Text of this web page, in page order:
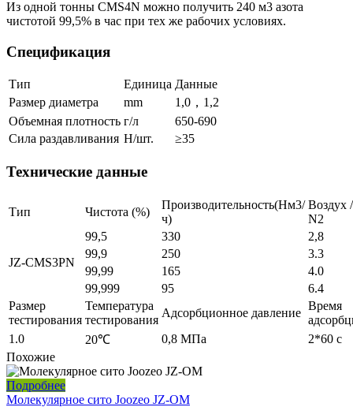
Из одной тонны CMS4N можно получить 240 м3 азота
чистотой 99,5% в час при тех же рабочих условиях.
Спецификация
Тип Единица Данные
Размер диаметра
mm
1,0，1,2
Объемная плотность г/л
650-690
Сила раздавливания Н/шт. ≥35
Технические данные
Тип Чистота (%)
Производительность(Нм3/
ч)
Воздух /
N2
JZ-CMS3PN
99,5 330
2,8
99,9
250
3.3
99,99
165
4.0
99,999
95
6.4
Размер
тестирования
Температура
тестирования
Адсорбционное давление
Время
1.0
20℃ 0,8 МПа
2*60 с
Похожие
Подробнее
Молекулярное сито Joozeo JZ-OM